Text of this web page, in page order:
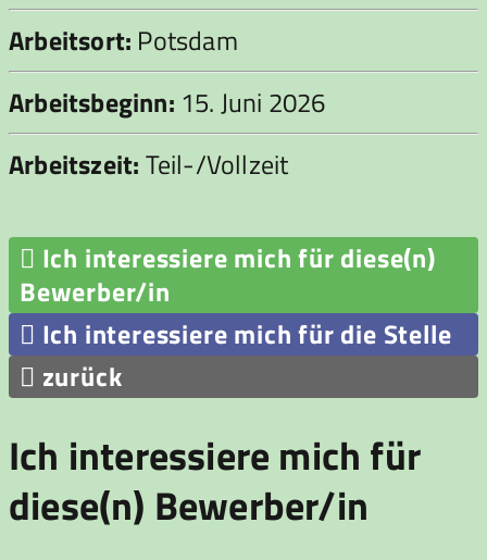
Arbeitsort: Potsdam
Arbeitsbeginn: 15. Juni 2026
Arbeitszeit:Teil-/Vollzeit
 Ich interessiere mich für diese(n)
Bewerber/in
 Ich interessiere mich für die Stelle
 zurück
Ich interessiere mich für
diese(n) Bewerber/in